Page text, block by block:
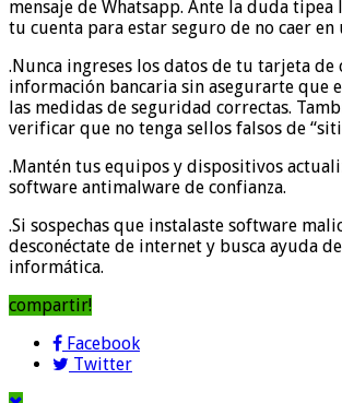
mensaje de Whatsapp. Ante la duda
tu cuenta para estar seguro de no caer en
.Nunca ingreses los datos de tu tarjeta de
información bancaria sin asegurarte que
las medidas de seguridad correctas.
verificar que no tenga sellos falsos de
.Mantén tus equipos y dispositivos
software antimalware de confianza.
.Si sospechas que instalaste software
desconéctate de internet y busca ayuda
informática.
compartir!
Facebook
Twitter